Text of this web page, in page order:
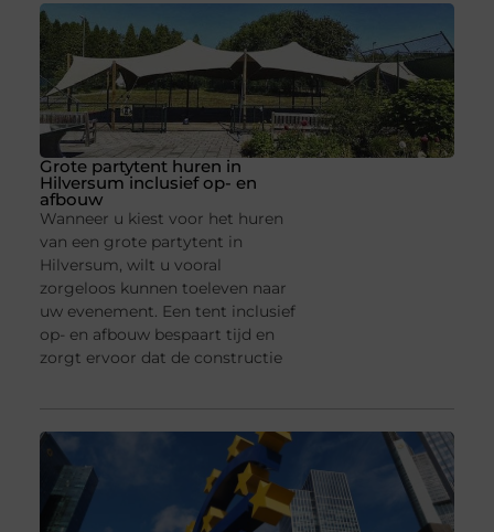
Grote partytent huren in
Hilversum inclusief op- en
afbouw
Wanneer u kiest voor het huren
van een grote partytent in
Hilversum, wilt u vooral
zorgeloos kunnen toeleven naar
uw evenement. Een tent inclusief
op- en afbouw bespaart tijd en
zorgt ervoor dat de constructie